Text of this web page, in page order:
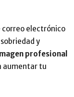
correo electrónico
y
profesional
aumentar tu